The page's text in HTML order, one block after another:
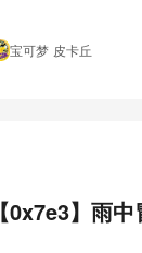
宝可梦 皮卡丘
【0x7e3】雨